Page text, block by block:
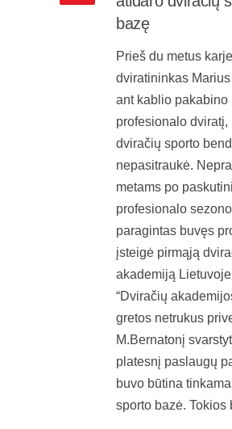
bazę
Prieš du metus
dviratininkas
ant kablio pakabino
profesionalo dviratį,
dviračių sporto
nepasitraukė.
metams po
profesionalo
paragintas buvęs
įsteigė pirmąją
akademiją
“Dviračių
gretos netrukus
M.Bernatonį
platesnį paslaugų
buvo būtina
sporto bazė. Tokios